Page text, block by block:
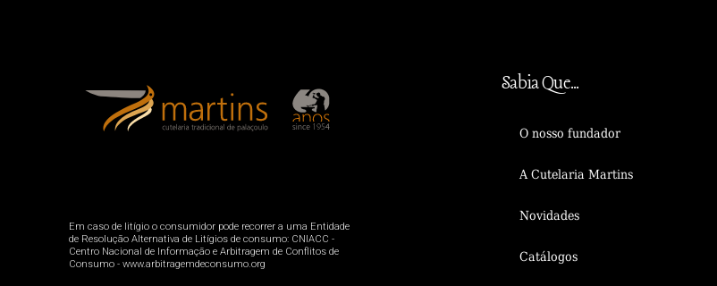
Em caso de litígio o consumidor pode recorrer a uma Entidade
de Resolução Alternativa de Litígios de consumo: CNIACC -
Centro Nacional de Informação e Arbitragem de Conflitos de
Consumo - www.arbitragemdeconsumo.org
Sabia Que...
O nosso fundador
A Cutelaria Martins
Novidades
Catálogos